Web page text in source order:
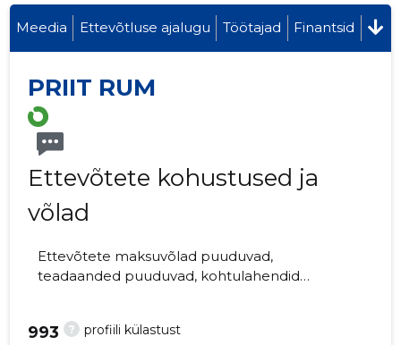
Meedia Ettevõtluse ajalugu Töötajad Finantsid
PRIIT RUM
Ettevõtete kohustused ja
võlad
Ettevõtete maksuvõlad puuduvad,
teadaanded puuduvad, kohtulahendid
Ettevõtteid jälgib 0 inimest.
? profiili külastust
993